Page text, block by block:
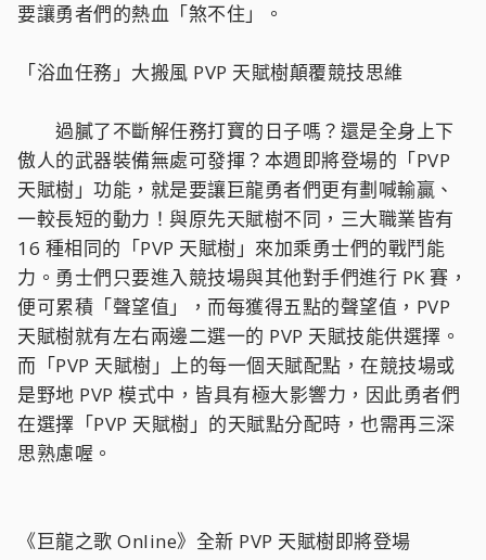
要讓勇者們的熱血「煞不住」。
「浴血任務」大搬風 PVP 天賦樹顛覆競技思維
過膩了不斷解任務打寶的日子嗎？還是全身上下
傲人的武器裝備無處可發揮？本週即將登場的「PVP
天賦樹」功能，就是要讓巨龍勇者們更有劃喊輸贏、
一較長短的動力！與原先天賦樹不同，三大職業皆有
16 種相同的「PVP 天賦樹」來加乘勇士們的戰鬥能
力。勇士們只要進入競技場與其他對手們進行 PK 賽，
便可累積「聲望值」，而每獲得五點的聲望值，PVP
天賦樹就有左右兩邊二選一的 PVP 天賦技能供選擇。
而「PVP 天賦樹」上的每一個天賦配點，在競技場或
是野地 PVP 模式中，皆具有極大影響力，因此勇者們
在選擇「PVP 天賦樹」的天賦點分配時，也需再三深
思熟慮喔。
《巨龍之歌 Online》全新 PVP 天賦樹即將登場